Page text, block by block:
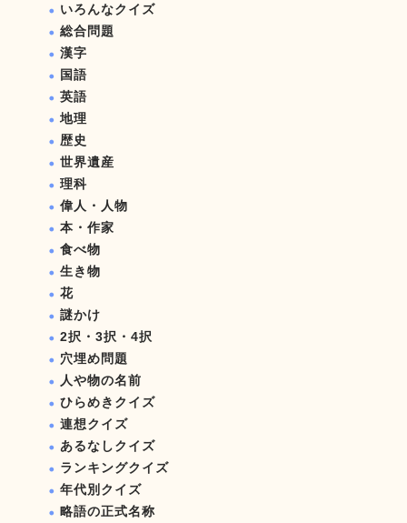
いろんなクイズ
総合問題
漢字
国語
英語
地理
歴史
世界遺産
理科
偉人・人物
本・作家
食べ物
生き物
花
謎かけ
2択・3択・4択
穴埋め問題
人や物の名前
ひらめきクイズ
連想クイズ
あるなしクイズ
ランキングクイズ
年代別クイズ
略語の正式名称